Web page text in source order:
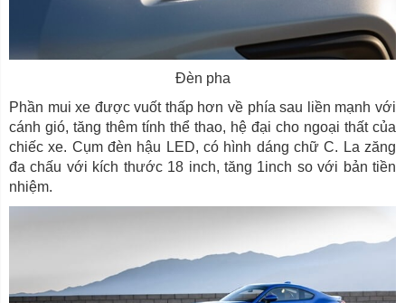
Đèn pha
Phần mui xe được vuốt thấp hơn về phía sau liền mạnh với
cánh gió, tăng thêm tính thể thao, hệ đại cho ngoại thất của
chiếc xe. Cụm đèn hậu LED, có hình dáng chữ C. La zăng
đa chấu với kích thước 18 inch, tăng 1inch so với bản tiền
nhiệm.